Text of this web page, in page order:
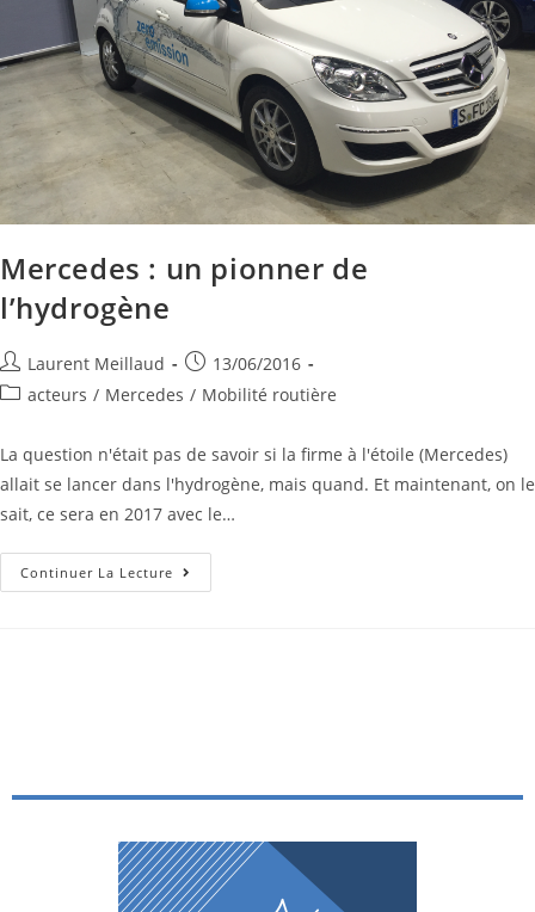
Mercedes : un pionner de
l’hydrogène
Laurent Meillaud
13/06/2016
acteurs / Mercedes / Mobilité routière
La question n'était pas de savoir si la firme à l'étoile (Mercedes)
allait se lancer dans l'hydrogène, mais quand. Et maintenant, on le
sait, ce sera en 2017 avec le…
Continuer La Lecture